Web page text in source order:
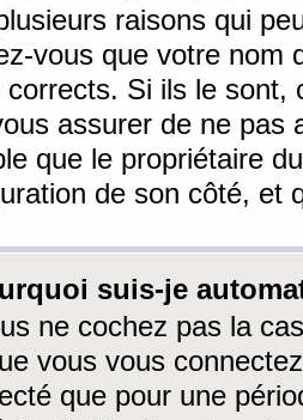
raisons qui
vous que votre nom
corrects. Si ils le sont,
assurer de ne pas
que le propriétaire
de son côté, et
suis-je
ne cochez pas la
vous vous
que pour une